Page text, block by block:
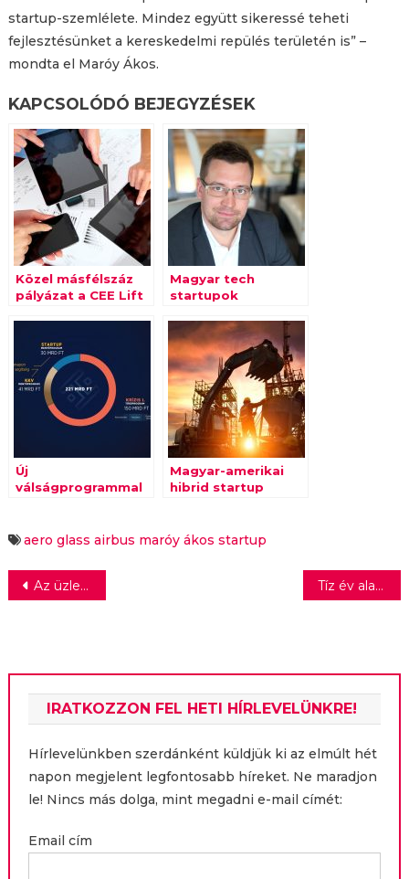
startup-szemlélete. Mindez együtt sikeressé teheti
fejlesztésünket a kereskedelmi repülés területén is” –
mondta el Maróy Ákos.
KAPCSOLÓDÓ BEJEGYZÉSEK
Közel másfélszáz
pályázat a CEE Lift
Magyar tech
startupok
várja a dubaji
FasterCapital
inkubációs
programja
Új
válságprogrammal
Magyar-amerikai
hibrid startup
aero glass airbus maróy ákos startup
Bejegyzés
Az üzletbarát PR-kommunikáció Tíz év alatt milliárdos céggé nőtt a Rézangyal
IRATKOZZON FEL HETI HÍRLEVELÜNKRE!
Hírlevelünkben szerdánként küldjük ki az elmúlt hét
napon megjelent legfontosabb híreket. Ne maradjon
le! Nincs más dolga, mint megadni e-mail címét:
Email cím